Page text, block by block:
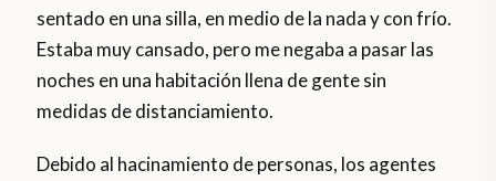
sentado en una silla, en medio de la nada y con frío.
Estaba muy cansado, pero me negaba a pasar las
noches en una habitación llena de gente sin
medidas de distanciamiento.
Debido al hacinamiento de personas, los agentes